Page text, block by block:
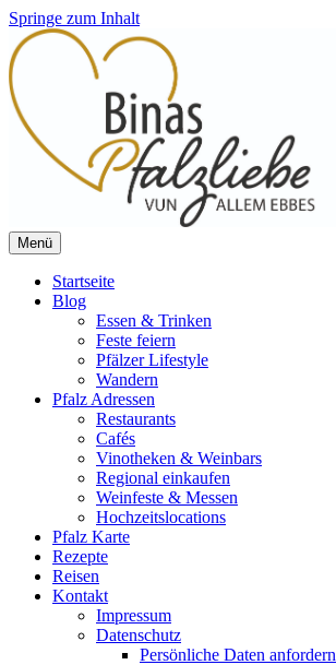
Springe zum Inhalt
Binas Pfalzliebe
Menü
Startseite
Blog
Essen & Trinken
Feste feiern
Pfälzer Lifestyle
Wandern
Pfalz Adressen
Restaurants
Cafés
Vinotheken & Weinbars
Regional einkaufen
Weinfeste & Messen
Hochzeitslocations
Pfalz Karte
Rezepte
Reisen
Kontakt
Impressum
Datenschutz
Persönliche Daten anfordern